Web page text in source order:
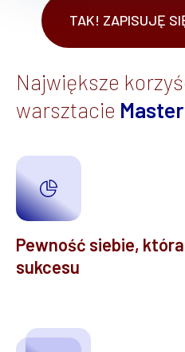
TAK! ZAPISUJĘ
Największe
warsztacie
Pewność siebie,
sukcesu